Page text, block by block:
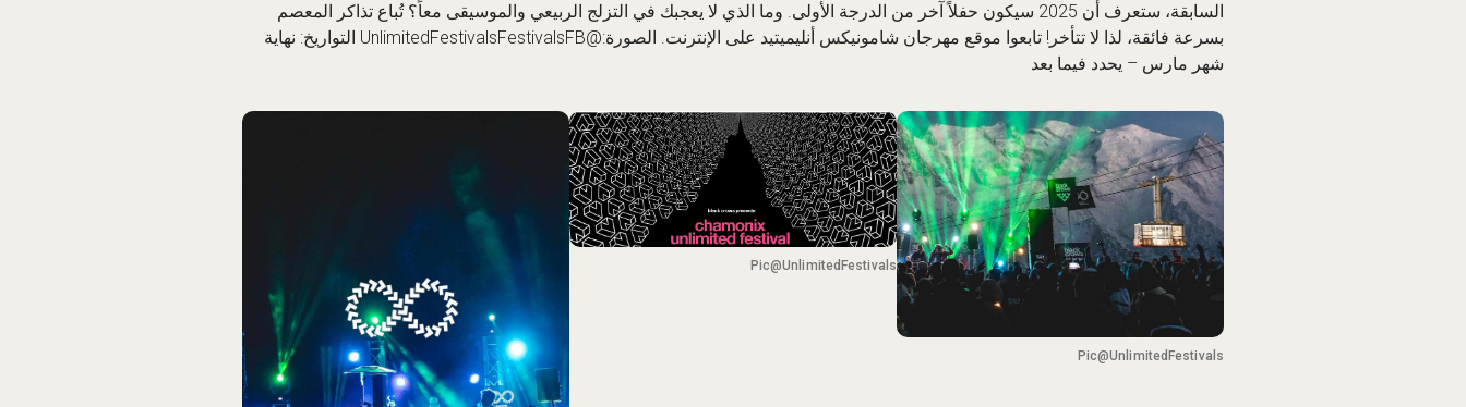
السابقة، ستعرف أن 2025 سيكون حفلاً آخر من الدرجة الأولى. وما الذي لا يعجبك في التزلج الربيعي والموسيقى معاً؟ تُباع تذاكر المعصم
بسرعة فائقة، لذا لا تتأخر! تابعوا موقع مهرجان شامونيكس أنليميتيد على الإنترنت
. الصورة:@UnlimitedFestivalsFestivalsFB التواريخ: نهاية
شهر مارس – يحدد فيما بعد
Pic@UnlimitedFestivals
Pic@UnlimitedFestivals